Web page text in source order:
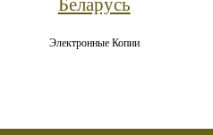
Беларусь
Электронные Копии